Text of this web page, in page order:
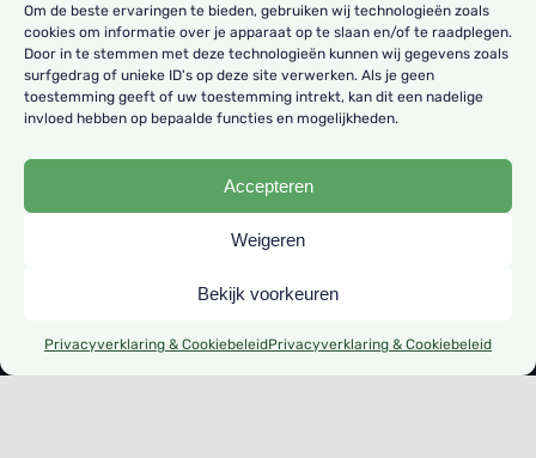
Om de beste ervaringen te bieden, gebruiken wij technologieën zoals
cookies om informatie over je apparaat op te slaan en/of te raadplegen.
Door in te stemmen met deze technologieën kunnen wij gegevens zoals
surfgedrag of unieke ID's op deze site verwerken. Als je geen
toestemming geeft of uw toestemming intrekt, kan dit een nadelige
invloed hebben op bepaalde functies en mogelijkheden.
Accepteren
Weigeren
Bekijk voorkeuren
Privacyverklaring & CookiebeleidPrivacyverklaring & Cookiebeleid
Home
Logo’s & Huisstijlen
Grafische Vormgeving
Websites & Webshops